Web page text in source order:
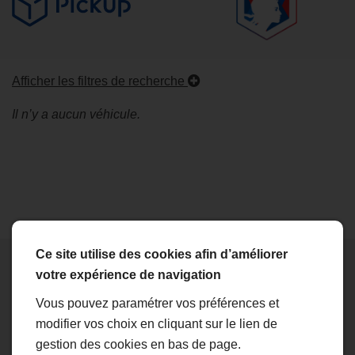
Afficher les filtres de recherche
Il n’y a aucun véhicule.
Ce site utilise des cookies afin d’améliorer
votre expérience de navigation
Vous pouvez paramétrer vos préférences et
modifier vos choix en cliquant sur le lien de
gestion des cookies en bas de page.